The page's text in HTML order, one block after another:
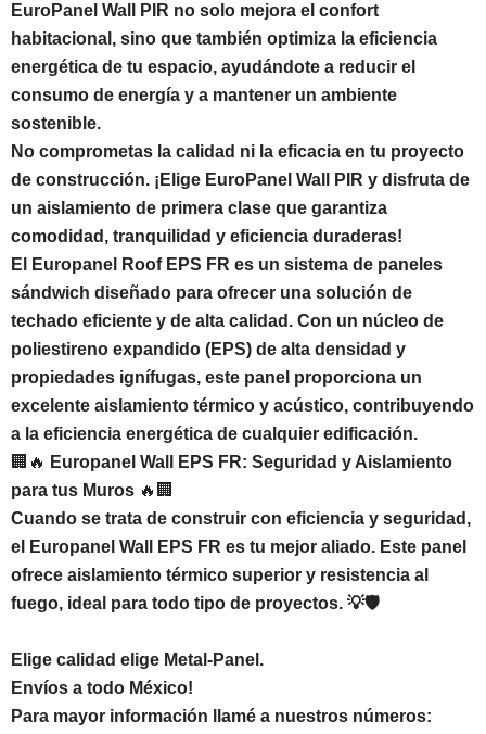
EuroPanel Wall PIR no solo mejora el confort
habitacional, sino que también optimiza la eficiencia
energética de tu espacio, ayudándote a reducir el
consumo de energía y a mantener un ambiente
sostenible.
No comprometas la calidad ni la eficacia en tu proyecto
de construcción. ¡Elige EuroPanel Wall PIR y disfruta de
un aislamiento de primera clase que garantiza
comodidad, tranquilidad y eficiencia duraderas!
El Europanel Roof EPS FR es un sistema de paneles
sándwich diseñado para ofrecer una solución de
techado eficiente y de alta calidad. Con un núcleo de
poliestireno expandido (EPS) de alta densidad y
propiedades ignífugas, este panel proporciona un
excelente aislamiento térmico y acústico, contribuyendo
a la eficiencia energética de cualquier edificación.
🏢🔥 Europanel Wall EPS FR: Seguridad y Aislamiento
para tus Muros 🔥🏢
Cuando se trata de construir con eficiencia y seguridad,
el Europanel Wall EPS FR es tu mejor aliado. Este panel
ofrece aislamiento térmico superior y resistencia al
fuego, ideal para todo tipo de proyectos. 💡🛡️
Elige calidad elige Metal-Panel.
Envíos a todo México!
Para mayor información llamé a nuestros números: